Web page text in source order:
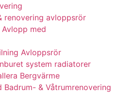
renovering avloppsrör
med
Avloppsrör
system radiatorer
Bergvärme
& Våtrumrenovering